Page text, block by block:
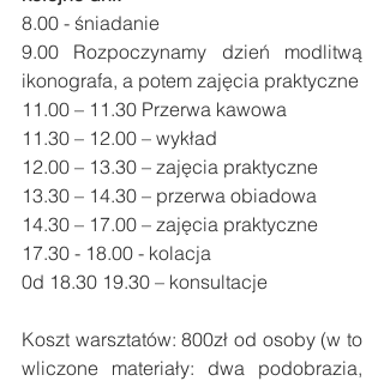
8.00 - śniadanie
9.00 Rozpoczynamy dzień modlitwą
ikonografa, a potem zajęcia praktyczne
11.00 – 11.30 Przerwa kawowa
11.30 – 12.00 – wykład
12.00 – 13.30 – zajęcia praktyczne
13.30 – 14.30 – przerwa obiadowa
14.30 – 17.00 – zajęcia praktyczne
17.30 - 18.00 - kolacja
0d 18.30 19.30 – konsultacje
Koszt warsztatów: 800zł od osoby (w to
wliczone materiały: dwa podobrazia,